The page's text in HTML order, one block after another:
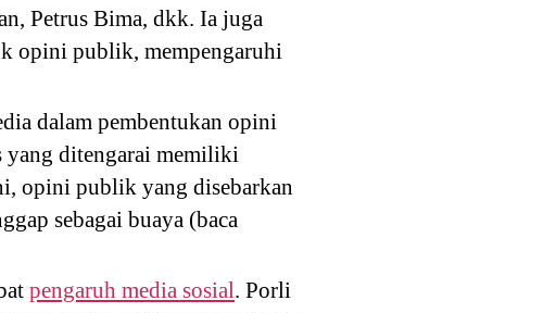
Petrus Bima, dkk. Ia juga
opini publik, mempengaruhi
dalam pembentukan opini
yang ditengarai memiliki
opini publik yang disebarkan
sebagai buaya (baca
pengaruh media sosial. Porli